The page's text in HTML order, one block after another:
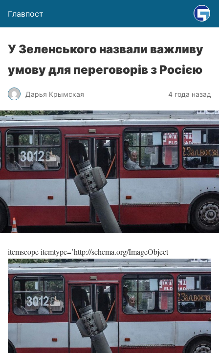
Главпост
У Зеленського назвали важливу
умову для переговорів з Росією
Дарья Крымская 4 года назад
itemscope itemtype=’http://schema.org/ImageObject